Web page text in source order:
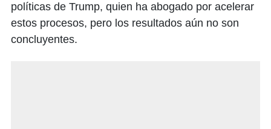
políticas de Trump, quien ha abogado por acelerar
estos procesos, pero los resultados aún no son
concluyentes.